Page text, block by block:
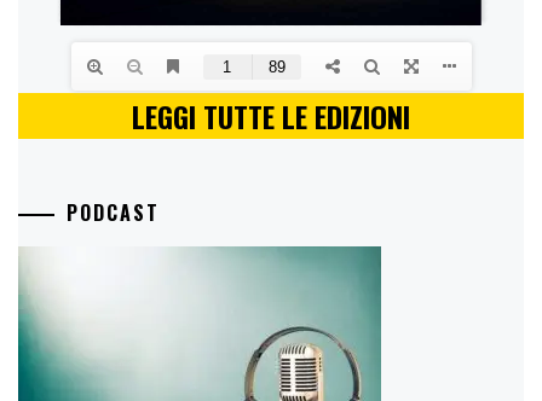
LEGGI TUTTE LE EDIZIONI
PODCAST